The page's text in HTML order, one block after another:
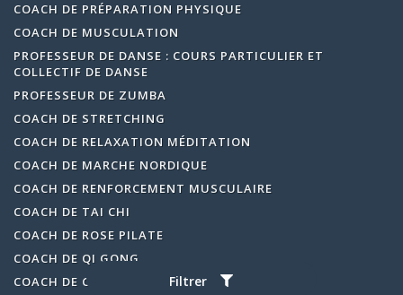
Filtrer
COACH DE PRÉPARATION PHYSIQUE
COACH DE MUSCULATION
PROFESSEUR DE DANSE : COURS PARTICULIER ET
COLLECTIF DE DANSE
PROFESSEUR DE ZUMBA
COACH DE STRETCHING
COACH DE RELAXATION MÉDITATION
COACH DE MARCHE NORDIQUE
COACH DE RENFORCEMENT MUSCULAIRE
COACH DE TAI CHI
COACH DE ROSE PILATE
COACH DE QI GONG
COACH DE CARDIO BOXING